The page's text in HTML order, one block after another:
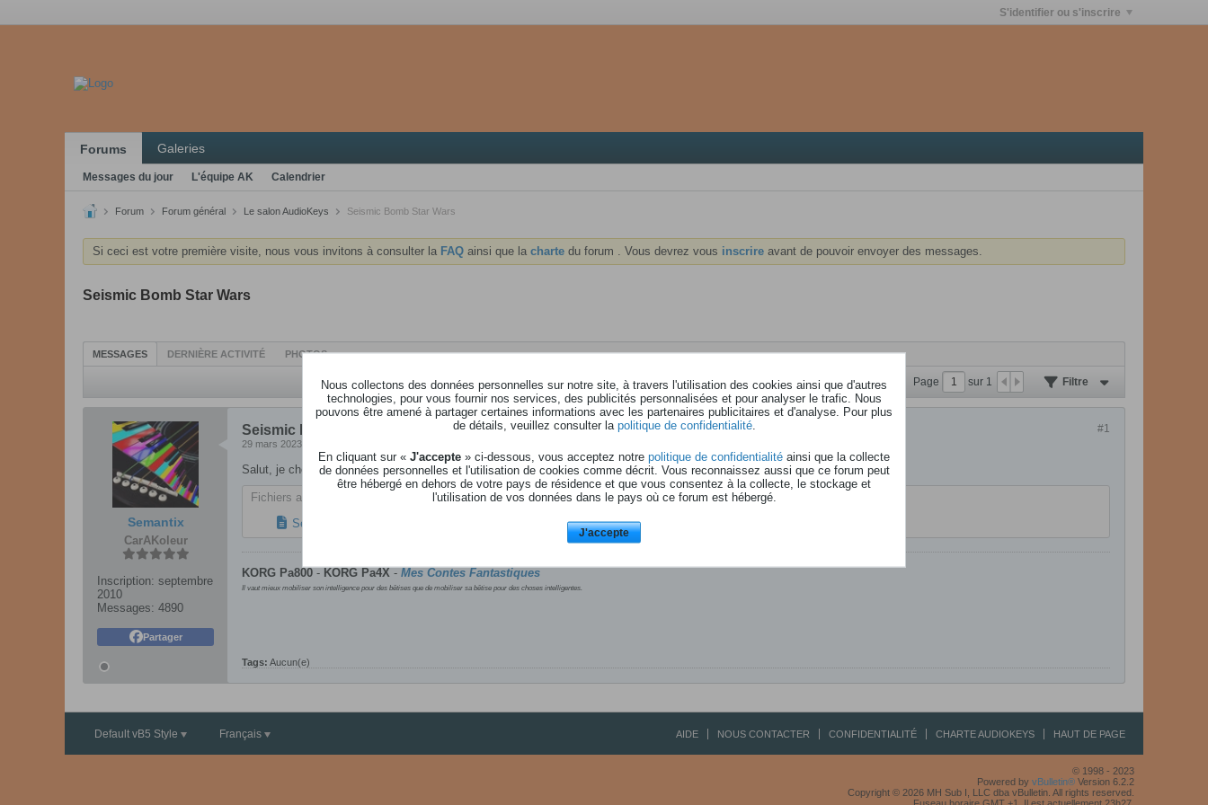
S'identifier ou s'inscrire
Forums Galeries
Messages du jour L'équipe AK Calendrier
Forum Forum général Le salon AudioKeys Seismic Bomb Star Wars
Si ceci est votre première visite, nous vous invitons à consulter la FAQ ainsi que la charte du forum . Vous devrez vous inscrire avant de pouvoir envoyer des messages.
Seismic Bomb Star Wars
MESSAGES DERNIÈRE ACTIVITÉ PHOTOS
Page sur 1 Filtre
Semantix
CarAKoleur
Inscription: septembre
2010
Messages: 4890
Partager
#1
Seismic Bomb Star Wars
29 mars 2023, 14h05
Salut, je cherche ce son, mais sans les bruitages de roches explosées et avec un final en decay fondu en fermeture.
Fichiers attachés
Seismic Bomb ! Star Wars ! Sound.mp3
(35,6 Ko, 41 affichages)
KORG Pa800 - KORG Pa4X - Mes Contes Fantastiques
Il vaut mieux mobiliser son intelligence pour des bêtises que de mobiliser sa bêtise pour des choses intelligentes.
Tags: Aucun(e)
Default vB5 Style Français AIDE NOUS CONTACTER CONFIDENTIALITÉ CHARTE AUDIOKEYS HAUT DE PAGE
© 1998 - 2023
Powered by vBulletin® Version 6.2.2
Copyright © 2026 MH Sub I, LLC dba vBulletin. All rights reserved.
Nous collectons des données personnelles sur notre site, à travers l'utilisation des cookies ainsi que d'autres
technologies, pour vous fournir nos services, des publicités personnalisées et pour analyser le trafic. Nous
pouvons être amené à partager certaines informations avec les partenaires publicitaires et d'analyse. Pour plus
de détails, veuillez consulter la politique de confidentialité.
En cliquant sur « J'accepte » ci-dessous, vous acceptez notre politique de confidentialité ainsi que la collecte
de données personnelles et l'utilisation de cookies comme décrit. Vous reconnaissez aussi que ce forum peut
être hébergé en dehors de votre pays de résidence et que vous consentez à la collecte, le stockage et
l'utilisation de vos données dans le pays où ce forum est hébergé.
J'accepte